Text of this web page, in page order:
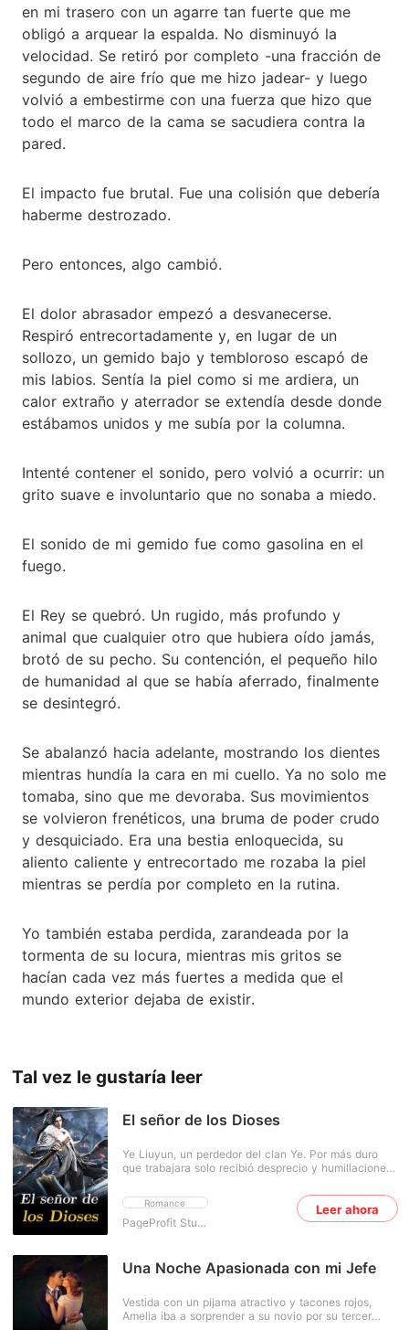
en mi trasero con un agarre tan fuerte que me
obligó a arquear la espalda. No disminuyó la
velocidad. Se retiró por completo -una fracción de
segundo de aire frío que me hizo jadear- y luego
volvió a embestirme con una fuerza que hizo que
todo el marco de la cama se sacudiera contra la
pared.
El impacto fue brutal. Fue una colisión que debería
haberme destrozado.
Pero entonces, algo cambió.
El dolor abrasador empezó a desvanecerse.
Respiró entrecortadamente y, en lugar de un
sollozo, un gemido bajo y tembloroso escapó de
mis labios. Sentía la piel como si me ardiera, un
calor extraño y aterrador se extendía desde donde
estábamos unidos y me subía por la columna.
Intenté contener el sonido, pero volvió a ocurrir: un
grito suave e involuntario que no sonaba a miedo.
El sonido de mi gemido fue como gasolina en el
fuego.
El Rey se quebró. Un rugido, más profundo y
animal que cualquier otro que hubiera oído jamás,
brotó de su pecho. Su contención, el pequeño hilo
de humanidad al que se había aferrado, finalmente
se desintegró.
Se abalanzó hacia adelante, mostrando los dientes
mientras hundía la cara en mi cuello. Ya no solo me
tomaba, sino que me devoraba. Sus movimientos
se volvieron frenéticos, una bruma de poder crudo
y desquiciado. Era una bestia enloquecida, su
aliento caliente y entrecortado me rozaba la piel
mientras se perdía por completo en la rutina.
Yo también estaba perdida, zarandeada por la
tormenta de su locura, mientras mis gritos se
hacían cada vez más fuertes a medida que el
mundo exterior dejaba de existir.
Tal vez le gustaría leer
El señor de los Dioses
Romance
PageProfit Studio
Ye Liuyun, un perdedor del clan Ye. Por más duro
que trabajara solo recibió desprecio y humillaciones.
convirtió en un hombre talentoso y poderoso. A
partir de entonces, dinero, belleza y poder, todo lo
tiene en sus manos.
Leer ahora
Una Noche Apasionada con mi Jefe
Vestida con un pijama atractivo y tacones rojos,
Amelia iba a sorprender a su novio por su tercer